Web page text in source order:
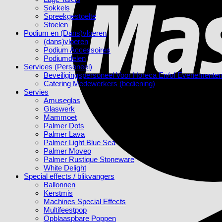
Sokkels
Spreekgestoelte
Stoelen
Podium en (Dans)vloeren
(dans)vloeren
Podium Accessoires
Podiumdelen
Services (Personeel)
Beveiligingspersoneel Voor Horeca En/of Evenementen
Catering Medewerkers (bediening)
Servies
Amuseglas
Glaswerk
Mammoet
Palmer Dots
Palmer Lava
Palmer Light Blue Sea
Palmer Moveo
Palmer Rustique Stoneware
White Delight
Special effects / blikvangers
Ballonnen
Kerstmis
Machines Special Effects
Multifeestpop
Opblaaspbare Poppen